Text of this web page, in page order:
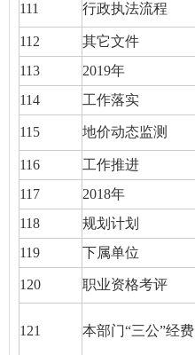
111 行政执法流程
112 其它文件
113
2019年
114
工作落实
115 地价动态监测
116 工作推进
117
2018年
118
规划计划
119
下属单位
120 职业资格考评
121 本部门“三公”经费